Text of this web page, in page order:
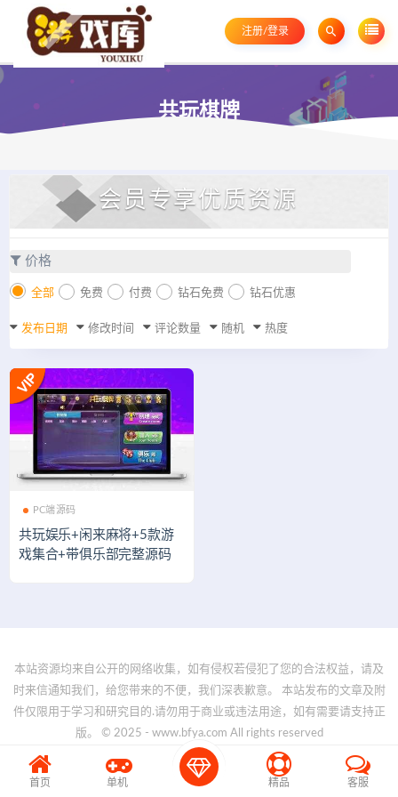
注册/登录
共玩棋牌
会员专享优质资源
价格
全部 免费 付费 钻石免费 钻石优惠
发布日期 修改时间 评论数量 随机 热度
PC端源码
共玩娱乐+闲来麻将+5款游
戏集合+带俱乐部完整源码
本站资源均来自公开的网络收集，如有侵权若侵犯了您的合法权益，请及
时来信通知我们，给您带来的不便，我们深表歉意。 本站发布的文章及附
件仅限用于学习和研究目的.请勿用于商业或违法用途，如有需要请支持正
版。 © 2025 - www.bfya.com All rights reserved
首页 单机 精品 客服